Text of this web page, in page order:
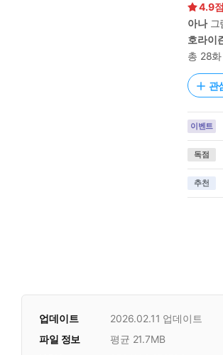
4.9
아나그
호라이
총 28화
관
이벤트
독점
추천
업데이트 2026.02.11 업데이트
파일 정보
평균 21.7MB